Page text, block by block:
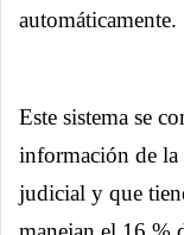
automáticamente.
Este sistema se
información de la
judicial y que